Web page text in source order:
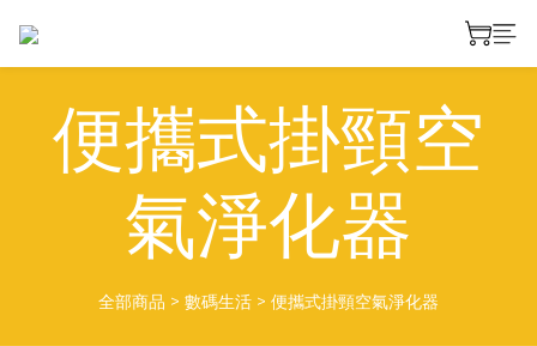
便攜式掛頸空
氣淨化器
全部商品 > 數碼生活 > 便攜式掛頸空氣淨化器